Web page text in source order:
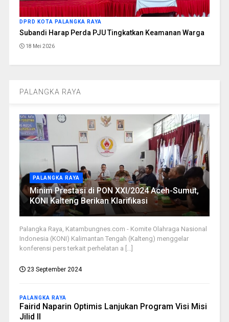
DPRD KOTA PALANGKA RAYA
Subandi Harap Perda PJU Tingkatkan Keamanan Warga
18 Mei 2026
PALANGKA RAYA
PALANGKA RAYA
Minim Prestasi di PON XXI/2024 Aceh-Sumut,
KONI Kalteng Berikan Klarifikasi
Palangka Raya, Katambungnes.com - Komite Olahraga Nasional
Indonesia (KONI) Kalimantan Tengah (Kalteng) menggelar
konferensi pers terkait perhelatan a [...]
23 September 2024
PALANGKA RAYA
Fairid Naparin Optimis Lanjukan Program Visi Misi
Jilid II